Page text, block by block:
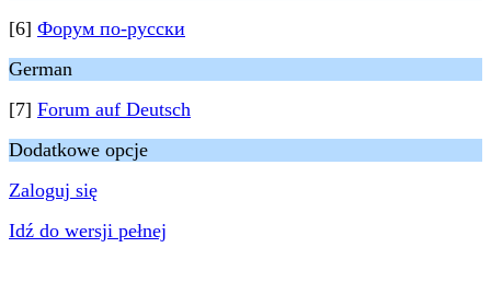
[6] Форум по-русски
German
[7] Forum auf Deutsch
Dodatkowe opcje
Zaloguj się
Idź do wersji pełnej